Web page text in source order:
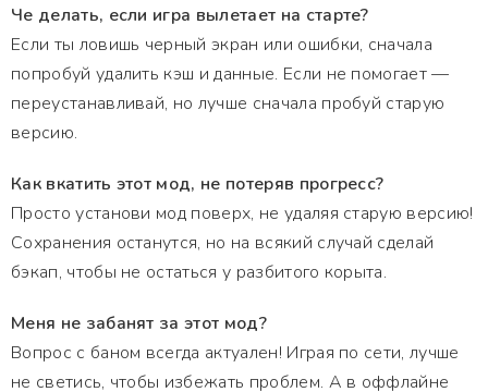
Че делать, если игра вылетает на старте?
Если ты ловишь черный экран или ошибки, сначала
попробуй удалить кэш и данные. Если не помогает —
переустанавливай, но лучше сначала пробуй старую
версию.
Как вкатить этот мод, не потеряв прогресс?
Просто установи мод поверх, не удаляя старую версию!
Сохранения останутся, но на всякий случай сделай
бэкап, чтобы не остаться у разбитого корыта.
Меня не забанят за этот мод?
Вопрос с баном всегда актуален! Играя по сети, лучше
не светись, чтобы избежать проблем. А в оффлайне